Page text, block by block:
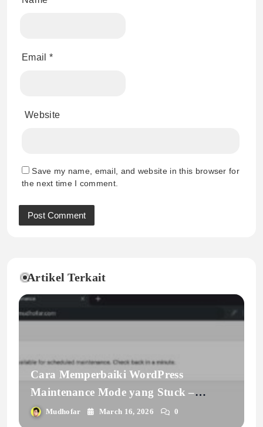
Email *
Website
Save my name, email, and website in this browser for
the next time I comment.
Artikel Terkait
Cara Memperbaiki WordPress
Maintenance Mode yang Stuck –
Pengalaman Nyata Setelah Update
Mudhofar March 16, 2026 0